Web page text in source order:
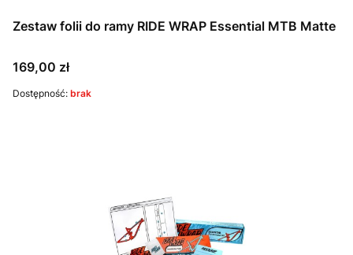
Zestaw folii do ramy RIDE WRAP Essential MTB Matte
Cena
169,00 zł
Dostępność: brak